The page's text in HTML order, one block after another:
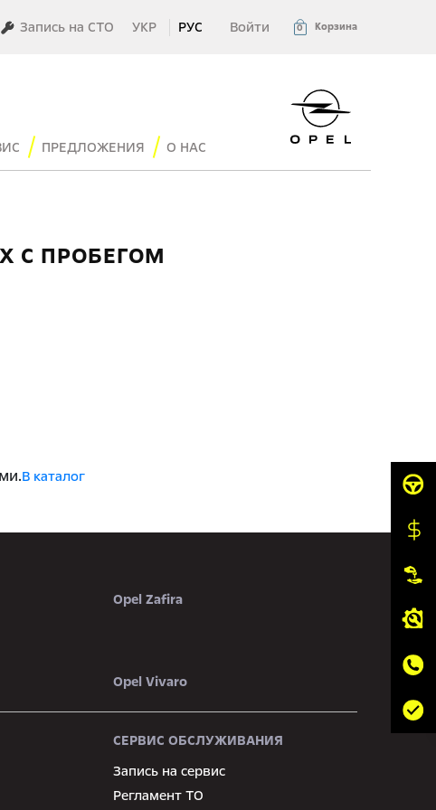
Запись на СТО УКР РУС Войти 0 Корзина
ПРЕДЛОЖЕНИЯ О НАС
С ПРОБЕГОМ
В каталог
Opel Zafira
Opel Vivaro
СЕРВИС ОБСЛУЖИВАНИЯ
Запись на сервис
Регламент ТО